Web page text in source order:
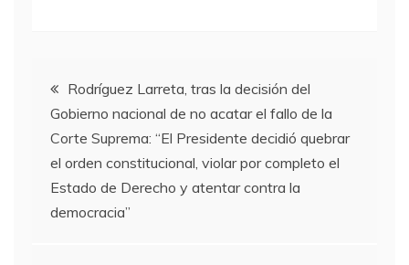
b
o
o
k
a
m
A
p
p
Navegación
de
entradas
Rodríguez Larreta, tras la decisión del
Gobierno nacional de no acatar el fallo de la
Corte Suprema: “El Presidente decidió quebrar
el orden constitucional, violar por completo el
Estado de Derecho y atentar contra la
democracia”